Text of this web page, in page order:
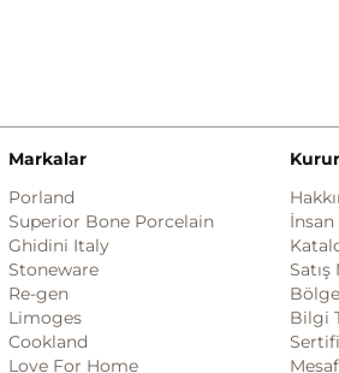
Markalar
Porland
Superior Bone Porcelain
Ghidini Italy
Stoneware
Re-gen
Limoges
Cookland
Love For Home
İnsan
Satış
Bilgi